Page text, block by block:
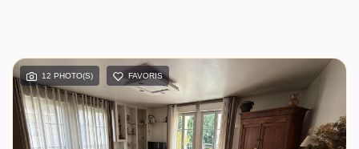
12 PHOTO(S) FAVORIS